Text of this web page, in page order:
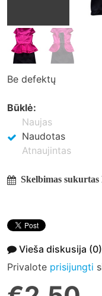
Be defektų
Būklė:
Naujas
Naudotas
Atnaujintas
Skelbimas sukurtas
Vieša diskusija (0)
Privalote prisijungti